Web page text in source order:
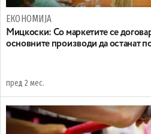
ЕКОНОМИЈА
Мицкоски: Со маркетите се
основните производи да останат
пред 2 мес.